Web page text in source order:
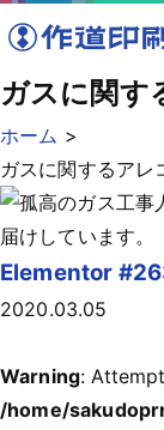
ガスに関す
ホーム >
ガスに関するアレ
Elementor
2020.03.05
Warning:
/home/